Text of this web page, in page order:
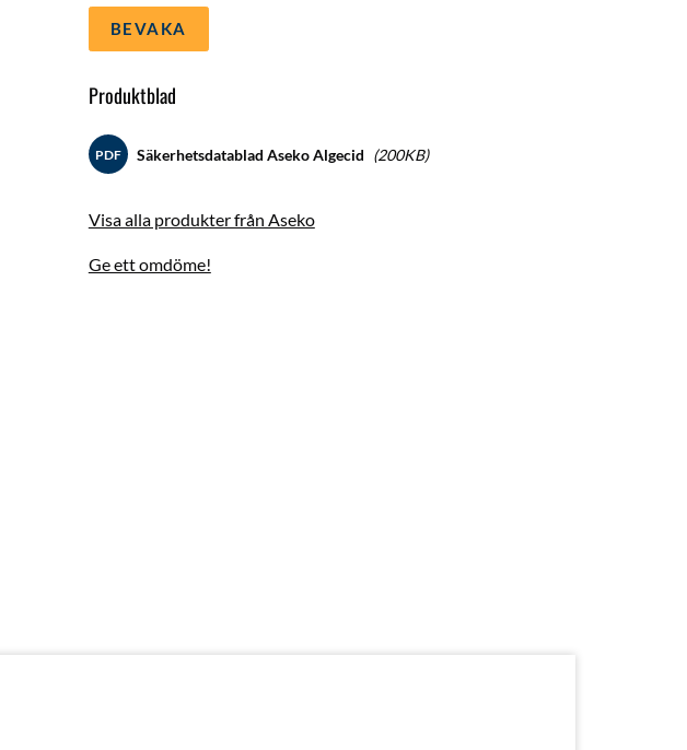
BEVAKA
Produktblad
PDF Säkerhetsdatablad Aseko Algecid 200KB
Visa alla produkter från Aseko
Ge ett omdöme!